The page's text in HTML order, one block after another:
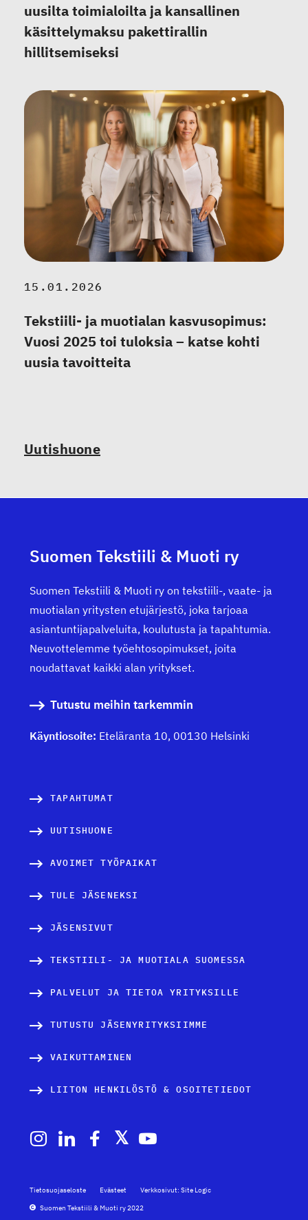
uusilta toimialoilta ja kansallinen
käsittelymaksu pakettirallin
hillitsemiseksi
15.01.2026
Tekstiili- ja muotialan kasvusopimus:
Vuosi 2025 toi tuloksia – katse kohti
uusia tavoitteita
Uutishuone
Suomen Tekstiili & Muoti ry
Suomen Tekstiili & Muoti ry on tekstiili-, vaate- ja
muotialan yritysten etujärjestö, joka tarjoaa
asiantuntijapalveluita, koulutusta ja tapahtumia.
Neuvottelemme työehtosopimukset, joita
noudattavat kaikki alan yritykset.
Tutustu meihin tarkemmin
Käyntiosoite: Eteläranta 10, 00130 Helsinki
TAPAHTUMAT
UUTISHUONE
AVOIMET TYÖPAIKAT
TULE JÄSENEKSI
JÄSENSIVUT
TEKSTIILI- JA MUOTIALA SUOMESSA
PALVELUT JA TIETOA YRITYKSILLE
TUTUSTU JÄSENYRITYKSIIMME
VAIKUTTAMINEN
LIITON HENKILÖSTÖ & OSOITETIEDOT
Tietosuojaseloste Evästeet
Verkkosivut: Site Logic
Suomen Tekstiili & Muoti ry 2022